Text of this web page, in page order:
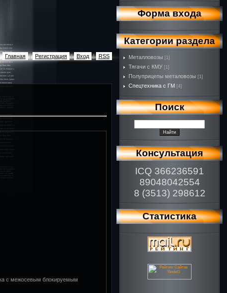
Главная | Регистрация | Вход | RSS
с межосевым блокируемым
Форма входа
Категории раздела
Металловозы [1]
Тягачи с КМУ [1]
Полуприцепы металовозы [1]
Спецтехника с ГМ [4]
Поиск
Консультация
ICQ 366236591
89048042554
8 (3513) 298612
Статистика